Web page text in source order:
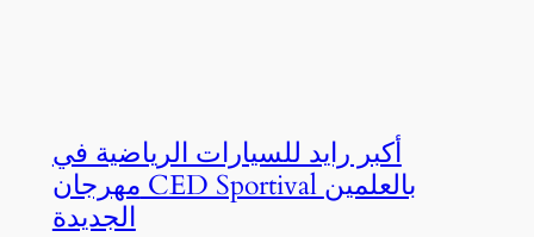
أكبر رايد للسيارات الرياضية في
مهرجان CED Sportival بالعلمين
الجديدة